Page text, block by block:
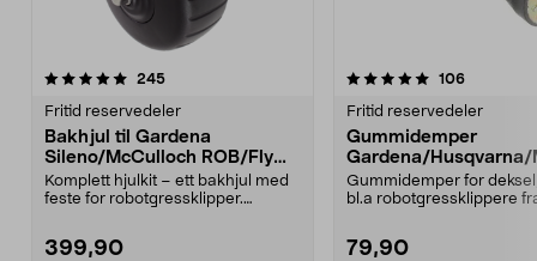
245anmeldelser
Fritid reservedeler
Bakhjul til Gardena
Sileno/McCulloch ROB/Flymo
Easilife
Komplett hjulkit – ett bakhjul med
feste for robotgressklipper.
399,90
5.0 av 5 stjerner 106
Fritid reservedeler
Gummidemper
Gardena/Husqvarna/
ch/Flymo
Gummidemper for
bl.a robotgressklippere
79,90
4.5 av 5 stjerner